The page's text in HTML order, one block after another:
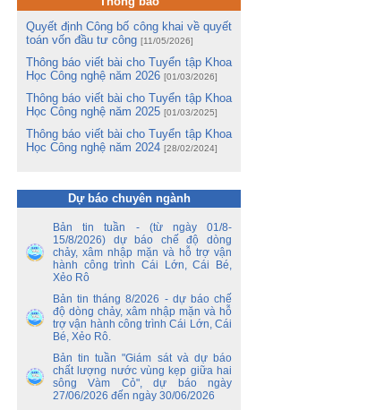
Quyết định Công bố công khai về quyết
toán vốn đầu tư công [11/05/2026]
Thông báo viết bài cho Tuyển tập Khoa
Học Công nghệ năm 2026 [01/03/2026]
Thông báo viết bài cho Tuyển tập Khoa
Học Công nghệ năm 2025 [01/03/2025]
Thông báo viết bài cho Tuyển tập Khoa
Học Công nghệ năm 2024 [28/02/2024]
Dự báo chuyên ngành
Bản tin tuần - (từ ngày 01/8-
15/8/2026) dự báo chế độ dòng
chảy, xâm nhập mặn và hỗ trợ vận
hành công trình Cái Lớn, Cái Bé,
Xẻo Rô
Bản tin tháng 8/2026 - dự báo chế
độ dòng chảy, xâm nhập mặn và hỗ
trợ vận hành công trình Cái Lớn, Cái
Bé, Xẻo Rô.
Bản tin tuần "Giám sát và dự báo
chất lượng nước vùng kẹp giữa hai
sông Vàm Cỏ", dự báo ngày
27/06/2026 đến ngày 30/06/2026